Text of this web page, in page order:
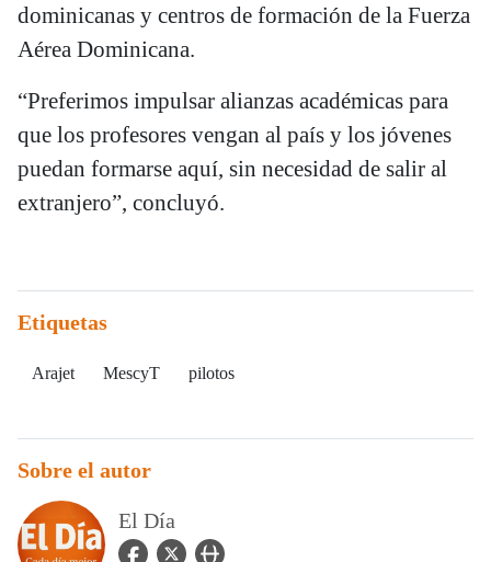
dominicanas y centros de formación de la Fuerza
Aérea Dominicana.
“Preferimos impulsar alianzas académicas para
que los profesores vengan al país y los jóvenes
puedan formarse aquí, sin necesidad de salir al
extranjero”, concluyó.
Etiquetas
Arajet MescyT pilotos
Sobre el autor
El Día
facebook Icon
twitter Iconuser_url Icon